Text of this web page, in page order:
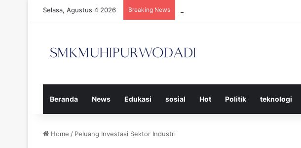
Selasa, Agustus 4 2026 Breaking News
Beranda News Edukasi sosial Hot Politik teknologi
Home / Peluang Investasi Sektor Industri